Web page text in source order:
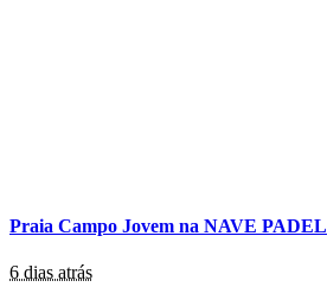
Praia Campo Jovem na NAVE PADEL
6 dias atrás